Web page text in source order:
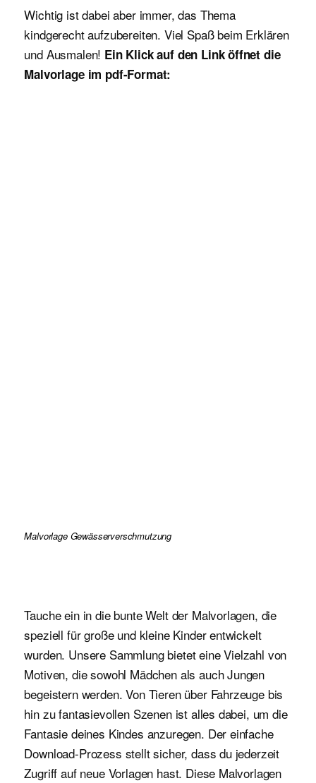
Wichtig ist dabei aber immer, das Thema
kindgerecht aufzubereiten. Viel Spaß beim Erklären
und Ausmalen! Ein Klick auf den Link öffnet die
Malvorlage im pdf-Format:
Malvorlage Gewässerverschmutzung
Tauche ein in die bunte Welt der Malvorlagen, die
speziell für große und kleine Kinder entwickelt
wurden. Unsere Sammlung bietet eine Vielzahl von
Motiven, die sowohl Mädchen als auch Jungen
begeistern werden. Von Tieren über Fahrzeuge bis
hin zu fantasievollen Szenen ist alles dabei, um die
Fantasie deines Kindes anzuregen. Der einfache
Download-Prozess stellt sicher, dass du jederzeit
Zugriff auf neue Vorlagen hast. Diese Malvorlagen